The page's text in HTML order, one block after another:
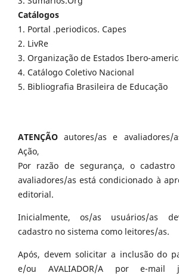
Catálogos
1. Portal .periodicos. Capes
2. LivRe
3. Organização de Estados Ibero-
4. Catálogo Coletivo Nacional
5. Bibliografia Brasileira de Educação
ATENÇÃO autores/as e avaliadores/
Ação,
Por razão de segurança, o
avaliadores/as está condicionado à
editorial.
Inicialmente, os/as usuários/as
cadastro no sistema como leitores/as.
Após, devem solicitar a inclusão do
e/ou AVALIADOR/A por e-mail